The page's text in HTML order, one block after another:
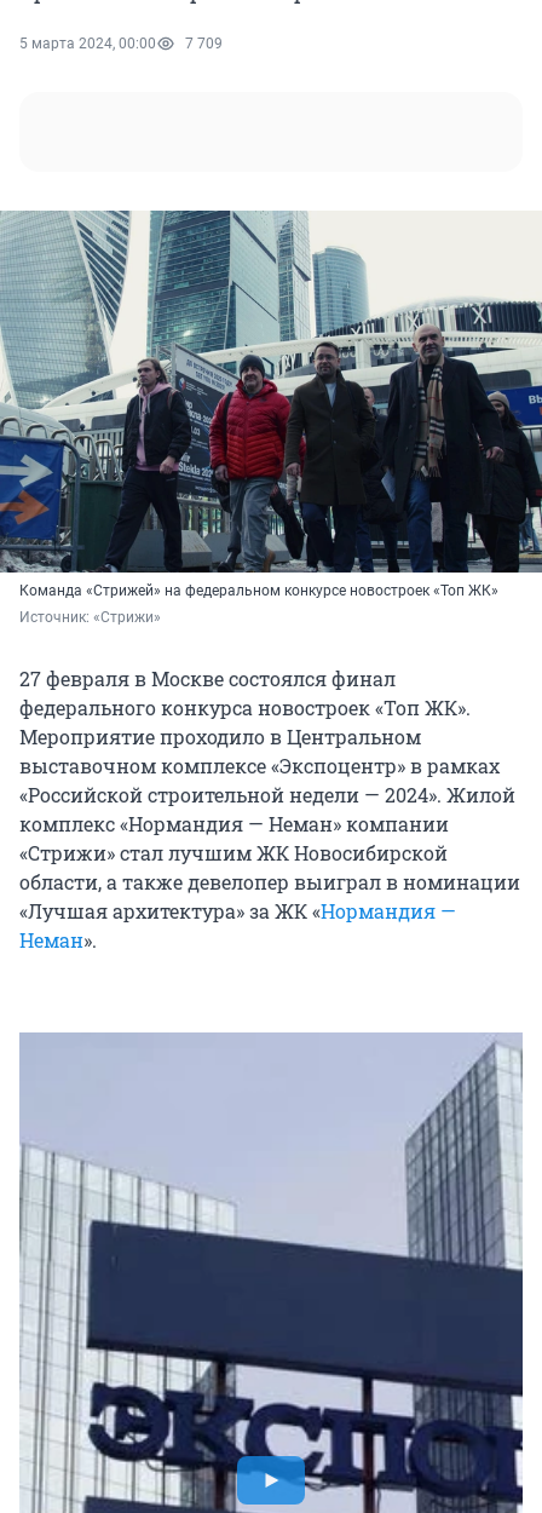
5 марта 2024, 00:00 7 709
Команда «Стрижей» на федеральном конкурсе новостроек «Топ ЖК»
Источник: «Стрижи»
27 февраля в Москве состоялся финал
федерального конкурса новостроек «Топ ЖК».
Мероприятие проходило в Центральном
выставочном комплексе «Экспоцентр» в рамках
«Российской строительной недели — 2024». Жилой
комплекс «Нормандия — Неман» компании
«Стрижи» стал лучшим ЖК Новосибирской
области, а также девелопер выиграл в номинации
«Лучшая архитектура» за ЖК «Нормандия —
Неман».